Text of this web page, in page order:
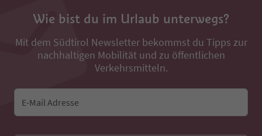
Wie bist du im Urlaub unterwegs?
Mit dem Südtirol Newsletter bekommst du Tipps zur
nachhaltigen Mobilität und zu öffentlichen
Verkehrsmitteln.
E-Mail Adresse